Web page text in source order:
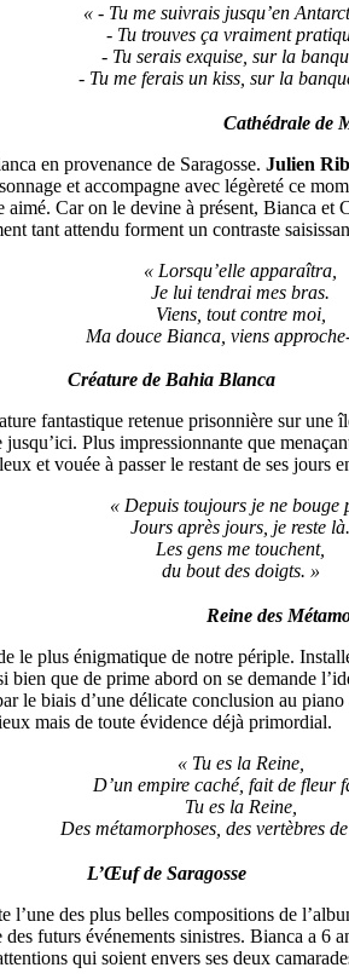
« - Tu me suivrais jusqu’en
- Tu trouves ça vraiment
- Tu serais exquise, sur la
- Tu me ferais un kiss, sur la
Cathédrale de
en provenance de Saragosse. Julien
et accompagne avec légèreté ce
Car on le devine à présent, Bianca
tant attendu forment un contraste
« Lorsqu’elle apparaîtra,
Je lui tendrai mes bras.
Viens, tout contre moi,
Ma douce Bianca, viens
Créature de Bahia Blanca
fantastique retenue prisonnière sur
Plus impressionnante que
et vouée à passer le restant de ses jours
« Depuis toujours je ne bouge
Jours après jours, je reste là.
Les gens me touchent,
du bout des doigts. »
Reine des
le plus énigmatique de notre périple.
que de prime abord on se demande
le biais d’une délicate conclusion au
mais de toute évidence déjà primordial.
« Tu es la Reine,
D’un empire caché, fait de fleur
Tu es la Reine,
Des métamorphoses, des vertèbres
L’Œuf de Saragosse
des plus belles compositions de
futurs événements sinistres. Bianca a
qui soient envers ses deux